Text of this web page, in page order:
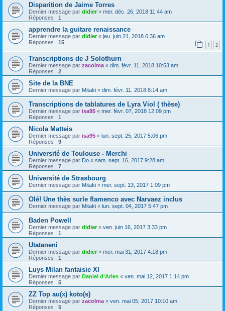
Disparition de Jaime Torres
Dernier message par didier« mer. déc. 26, 2018 11:44 am
Réponses : 1
apprendre la guitare renaissance
Dernier message par didier« jeu. juin 21, 2018 6:36 am
Réponses : 15 1 2
Transcriptions de J Solothurn
Dernier message par zacolma « dim. févr. 11, 2018 10:53 am
Réponses : 2
Site de la BNE
Dernier message par Mitaki « dim. févr. 11, 2018 8:14 am
Transcriptions de tablatures de Lyra Viol ( thèse)
Dernier message par isa95 « mer. févr. 07, 2018 12:09 pm
Réponses : 1
Nicola Matteis
Dernier message par isa95 « lun. sept. 25, 2017 5:06 pm
Réponses : 9
Université de Toulouse - Merchi
Dernier message par Do « sam. sept. 16, 2017 9:28 am
Réponses : 7
Université de Strasbourg
Dernier message par Mitaki « mer. sept. 13, 2017 1:09 pm
Olé! Une thès surle flamenco avec Narvaez inclus
Dernier message par Mitaki « lun. sept. 04, 2017 5:47 pm
Baden Powell
Dernier message par didier« ven. juin 16, 2017 3:33 pm
Réponses : 1
Utataneni
Dernier message par didier« mer. mai 31, 2017 4:18 pm
Réponses : 1
Luys Milan fantaisie XI
Dernier message par Daniel d'Arles « ven. mai 12, 2017 1:14 pm
Réponses : 5
ZZ Top au(x) koto(s)
Dernier message par zacolma « ven. mai 05, 2017 10:10 am
Réponses : 5